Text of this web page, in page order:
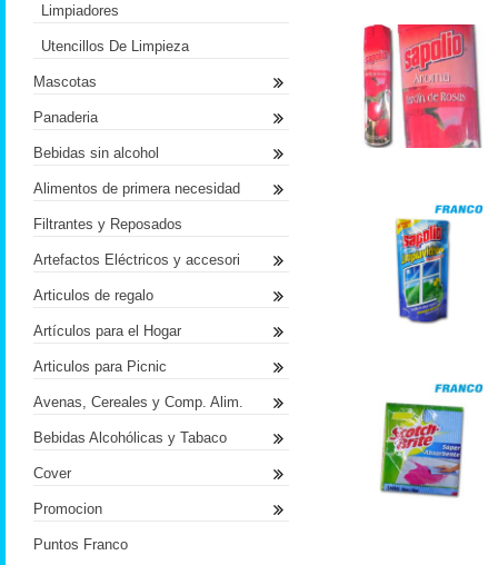
Limpiadores
Utencillos De Limpieza
Mascotas
Panaderia
Bebidas sin alcohol
Alimentos de primera necesidad
Filtrantes y Reposados
Artefactos Eléctricos y accesori
Articulos de regalo
Artículos para el Hogar
Articulos para Picnic
Avenas, Cereales y Comp. Alim.
Bebidas Alcohólicas y Tabaco
Cover
Promocion
Puntos Franco